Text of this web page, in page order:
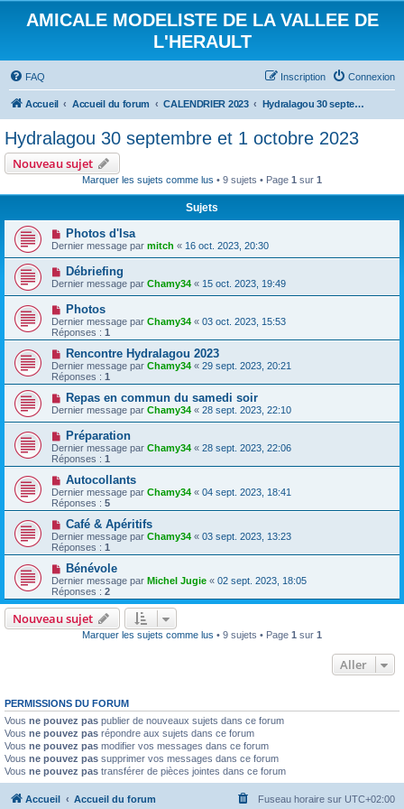
AMICALE MODELISTE DE LA VALLEE DE
L'HERAULT
FAQ Connexion
Inscription
Accueil Accueil du forum CALENDRIER 2023 Hydralagou 30 septembre et 1 octobre 2023
Hydralagou 30 septembre et 1 octobre 2023
Nouveau sujet
Marquer les sujets comme lus • 9 sujets • Page 1 sur 1
Sujets
Photos d'Isa
Dernier message par mitch « 16 oct. 2023, 20:30
Débriefing
Dernier message par Chamy34 « 15 oct. 2023, 19:49
Photos
Dernier message par Chamy34 « 03 oct. 2023, 15:53
Réponses : 1
Rencontre Hydralagou 2023
Dernier message par Chamy34 « 29 sept. 2023, 20:21
Réponses : 1
Repas en commun du samedi soir
Dernier message par Chamy34 « 28 sept. 2023, 22:10
Préparation
Dernier message par Chamy34 « 28 sept. 2023, 22:06
Réponses : 1
Autocollants
Dernier message par Chamy34 « 04 sept. 2023, 18:41
Réponses : 5
Café & Apéritifs
Dernier message par Chamy34 « 03 sept. 2023, 13:23
Réponses : 1
Bénévole
Dernier message par Michel Jugie « 02 sept. 2023, 18:05
Réponses : 2
Nouveau sujet
Marquer les sujets comme lus • 9 sujets • Page 1 sur 1
Aller
PERMISSIONS DU FORUM
Vous ne pouvez pas publier de nouveaux sujets dans ce forum
Vous ne pouvez pas répondre aux sujets dans ce forum
Vous ne pouvez pas modifier vos messages dans ce forum
Vous ne pouvez pas supprimer vos messages dans ce forum
Vous ne pouvez pas transférer de pièces jointes dans ce forum
Accueil Accueil du forum Fuseau horaire sur UTC+02:00